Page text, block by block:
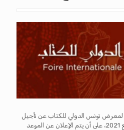
الهيئة المديرة للدورة 36 لمعرض تونس الدولي للكتاب عن تأجيل
تنظيم فعاليات المعرض إلى ربيع 2021، على أن يتم الإعلان عن الموعد